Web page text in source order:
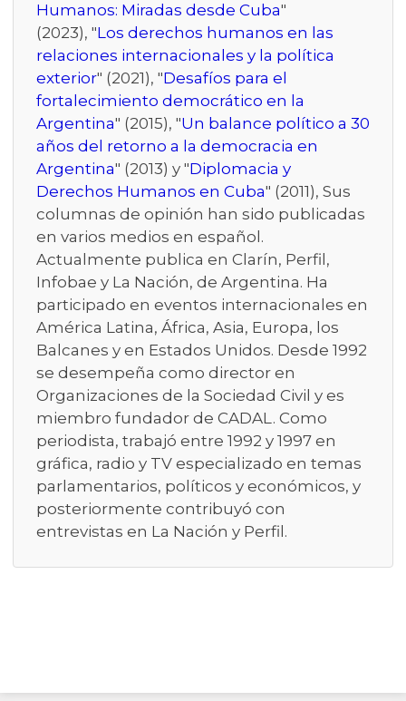
Humanos: Miradas desde Cuba"
(2023), "Los derechos humanos en las
relaciones internacionales y la política
exterior" (2021), "Desafíos para el
fortalecimiento democrático en la
Argentina" (2015), "Un balance político a 30
años del retorno a la democracia en
Argentina" (2013) y "Diplomacia y
Derechos Humanos en Cuba" (2011), Sus
columnas de opinión han sido publicadas
en varios medios en español.
Actualmente publica en Clarín, Perfil,
Infobae y La Nación, de Argentina. Ha
participado en eventos internacionales en
América Latina, África, Asia, Europa, los
Balcanes y en Estados Unidos. Desde 1992
se desempeña como director en
Organizaciones de la Sociedad Civil y es
miembro fundador de CADAL. Como
periodista, trabajó entre 1992 y 1997 en
gráfica, radio y TV especializado en temas
parlamentarios, políticos y económicos, y
posteriormente contribuyó con
entrevistas en La Nación y Perfil.